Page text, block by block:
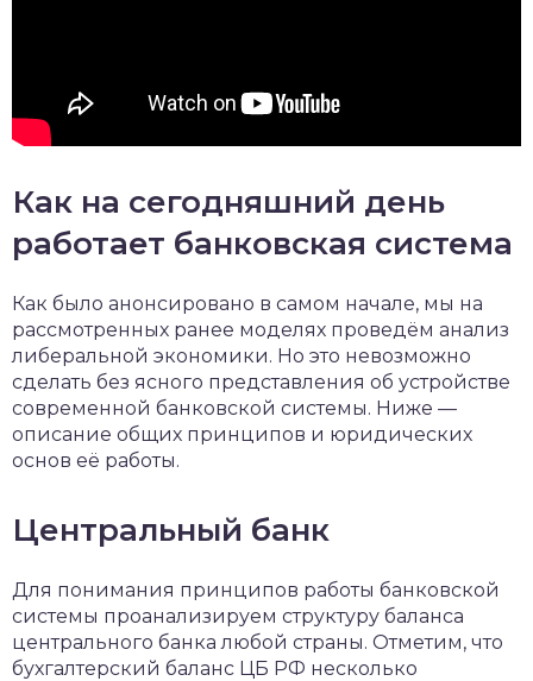
Как на сегодняшний день
работает банковская система
Как было анонсировано в самом начале, мы на
рассмотренных ранее моделях проведём анализ
либеральной экономики. Но это невозможно
сделать без ясного представления об устройстве
современной банковской системы. Ниже —
описание общих принципов и юридических
основ её работы.
Центральный банк
Для понимания принципов работы банковской
системы проанализируем структуру баланса
центрального банка любой страны. Отметим, что
бухгалтерский баланс ЦБ РФ несколько